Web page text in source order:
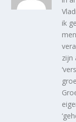
ik
zijn